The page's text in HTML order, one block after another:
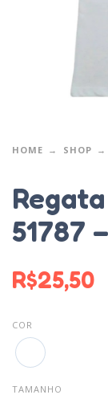
HOME SHOP
51787
R$25,50
COR
TAMANHO